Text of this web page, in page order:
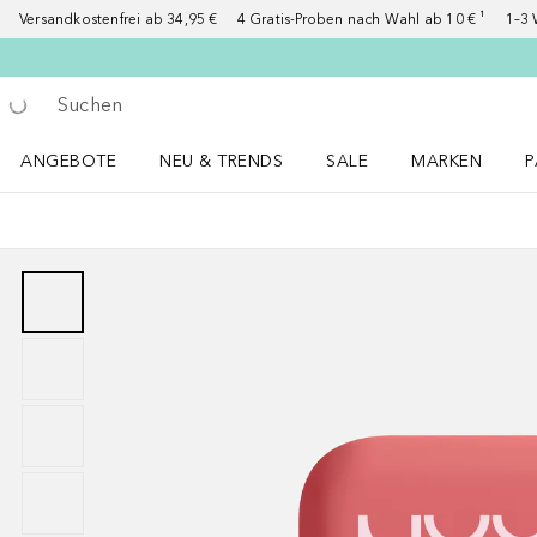
Versandkostenfrei ab 34,95 € 4 Gratis-Proben nach Wahl ab 10 € ¹ 1–3
Gehe zurück
Suche ausführen
ANGEBOTE
NEU & TRENDS
SALE
MARKEN